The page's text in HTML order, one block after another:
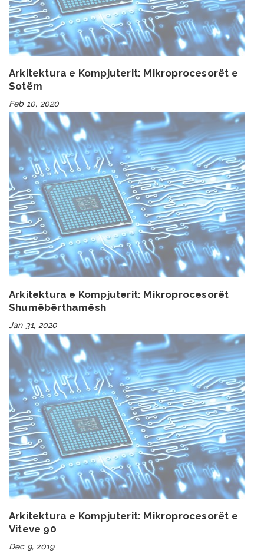
Arkitektura e Kompjuterit: Mikroprocesorët e
Sotëm
Feb 10, 2020
Arkitektura e Kompjuterit: Mikroprocesorët
Shumëbërthamësh
Jan 31, 2020
Arkitektura e Kompjuterit: Mikroprocesorët e
Viteve 90
Dec 9, 2019